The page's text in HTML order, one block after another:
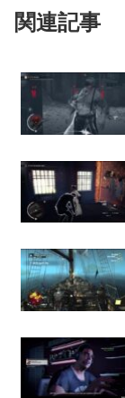
関連記事